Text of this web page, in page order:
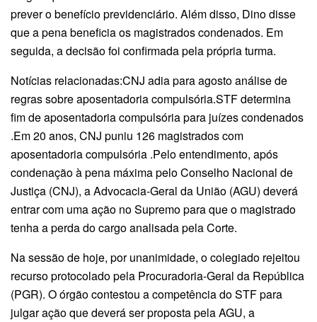
prever o benefício previdenciário. Além disso, Dino disse
que a pena beneficia os magistrados condenados. Em
seguida, a decisão foi confirmada pela própria turma.
Notícias relacionadas:CNJ adia para agosto análise de
regras sobre aposentadoria compulsória.STF determina
fim de aposentadoria compulsória para juízes condenados
.Em 20 anos, CNJ puniu 126 magistrados com
aposentadoria compulsória .Pelo entendimento, após
condenação à pena máxima pelo Conselho Nacional de
Justiça (CNJ), a Advocacia-Geral da União (AGU) deverá
entrar com uma ação no Supremo para que o magistrado
tenha a perda do cargo analisada pela Corte.
Na sessão de hoje, por unanimidade, o colegiado rejeitou
recurso protocolado pela Procuradoria-Geral da República
(PGR). O órgão contestou a competência do STF para
julgar ação que deverá ser proposta pela AGU, a